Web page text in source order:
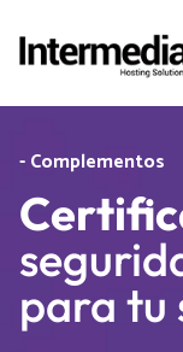
- Complementos
para tu